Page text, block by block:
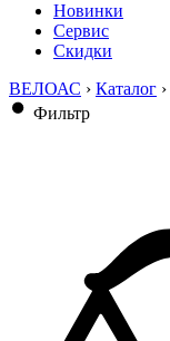
Новинки
Сервис
Скидки
ВЕЛОАС › Каталог ›
Фильтр